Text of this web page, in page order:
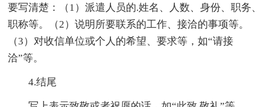
要写清楚：（1）派遣人员的.姓名、人数、身份、职务、
职称等。（2）说明所要联系的工作、接洽的事项等。
（3）对收信单位或个人的希望、要求等，如“请接
洽”等。
4.结尾